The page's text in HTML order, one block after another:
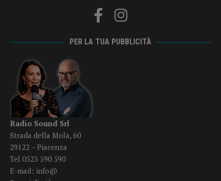
PER LA TUA PUBBLICITÀ
Radio Sound Srl
Strada della Mola, 60
29122 – Piacenza
Tel 0523 590 590
E-mail: info@